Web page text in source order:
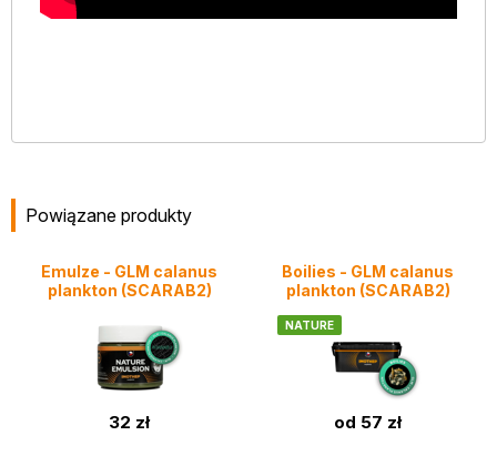
Powiązane produkty
Emulze - GLM calanus
plankton (SCARAB2)
32 zł
Boilies - GLM calanus
plankton (SCARAB2)
NATURE
od 57 zł